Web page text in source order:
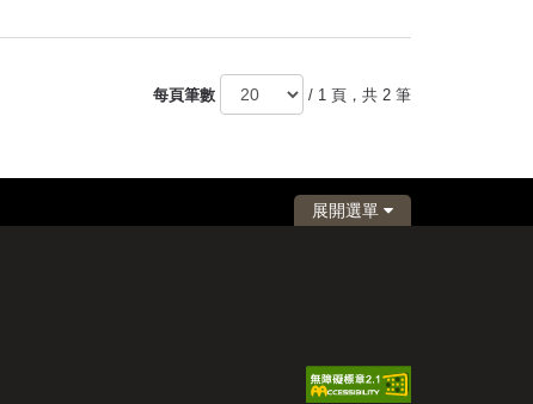
每頁筆數 / 1 頁，共 2 筆
展開選單